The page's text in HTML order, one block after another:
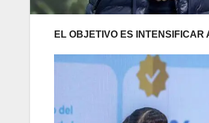
EL OBJETIVO ES